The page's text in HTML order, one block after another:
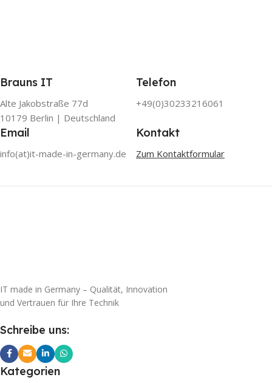
Brauns IT
Alte Jakobstraße 77d
10179 Berlin | Deutschland
Telefon
+49(0)30233216061
Email
info(at)it-made-in-germany.de
Kontakt
Zum Kontaktformular
IT made in Germany – Qualität, Innovation
und Vertrauen für Ihre Technik
Schreibe uns:
Kategorien